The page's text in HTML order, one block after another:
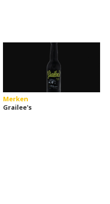
Merken
Grailee's